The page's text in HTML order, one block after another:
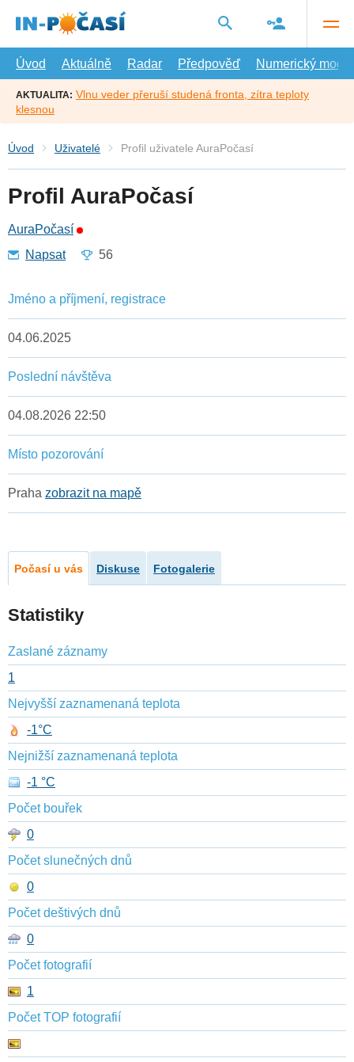
hlavní
Úvod
Aktuálně Radar Předpověď Numerický model
AKTUALITA: Vlnu veder přeruší studená fronta, zítra teploty
klesnou
Úvod Uživatelé Profil uživatele AuraPočasí
Profil AuraPočasí
AuraPočasí
Napsat
56
Jméno a příjmení, registrace
04.06.2025
Poslední návštěva
04.08.2026 22:50
Místo pozorování
Praha zobrazit na mapě
Počasí u vás Diskuse Fotogalerie
Statistiky
Zaslané záznamy
1
Nejvyšší zaznamenaná teplota
-1°C
Nejnižší zaznamenaná teplota
-1 °C
Počet bouřek
0
Počet slunečných dnů
0
Počet deštivých dnů
0
Počet fotografií
1
Počet TOP fotografií